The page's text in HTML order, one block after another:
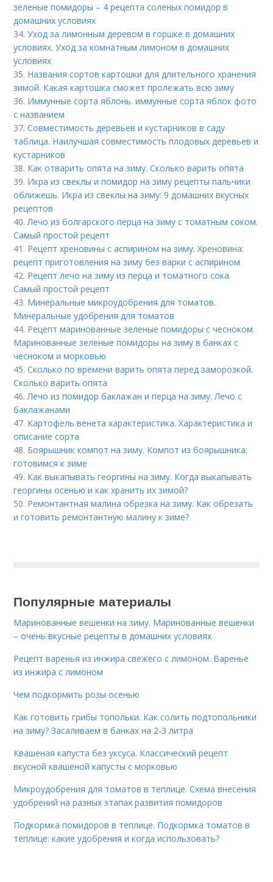
зеленые помидоры – 4 рецепта соленых помидор в
домашних условиях
34.Уход за лимонным деревом в горшке в домашних
условиях. Уход за комнатным лимоном в домашних
условиях
35. Названия сортов картошки для длительного хранения
зимой. Какая картошка сможет пролежать всю зиму
36. Иммунные сорта яблонь. иммунные сорта яблок фото
с названием
37.Совместимость деревьев и кустарников в саду
таблица. Наилучшая совместимость плодовых деревьев и
кустарников
38. Как отварить опята на зиму. Сколько варить опята
39. Икра из свеклы и помидор на зиму рецепты пальчики
оближешь. Икра из свеклы на зиму: 9 домашних вкусных
рецептов
40.Лечо из болгарского перца на зиму с томатным соком.
Самый простой рецепт
41. Рецепт хреновины с аспирином на зиму. Хреновина:
рецепт приготовления на зиму без варки с аспирином
42. Рецепт лечо на зиму из перца и томатного сока.
Самый простой рецепт
43. Минеральные микроудобрения для томатов.
Минеральные удобрения для томатов
44. Рецепт маринованные зеленые помидоры с чесноком.
Маринованные зеленые помидоры на зиму в банках с
чесноком и морковью
45.Сколько по времени варить опята перед заморозкой.
Сколько варить опята
46.Лечо из помидор баклажан и перца на зиму. Лечо с
баклажанами
47. Картофель венета характеристика. Характеристика и
описание сорта
48. Боярышник компот на зиму. Компот из боярышника:
готовимся к зиме
49. Как выкапывать георгины на зиму. Когда выкапывать
георгины осенью и как хранить их зимой?
50. Ремонтантная малина обрезка на зиму. Как обрезать
и готовить ремонтантную малину к зиме?
Популярные материалы
Маринованные вешенки на зиму. Маринованные вешенки
– очень вкусные рецепты в домашних условиях
Рецепт варенья из инжира свежего с лимоном. Варенье
из инжира с лимоном
Чем подкормить розы осенью
Как готовить грибы топольки. Как солить подтопольники
на зиму? Засаливаем в банках на 2-3 литра
Квашеная капуста без уксуса. Классический рецепт
вкусной квашеной капусты с морковью
Микроудобрения для томатов в теплице. Схема внесения
удобрений на разных этапах развития помидоров
Подкормка помидоров в теплице. Подкормка томатов в
теплице: какие удобрения и когда использовать?